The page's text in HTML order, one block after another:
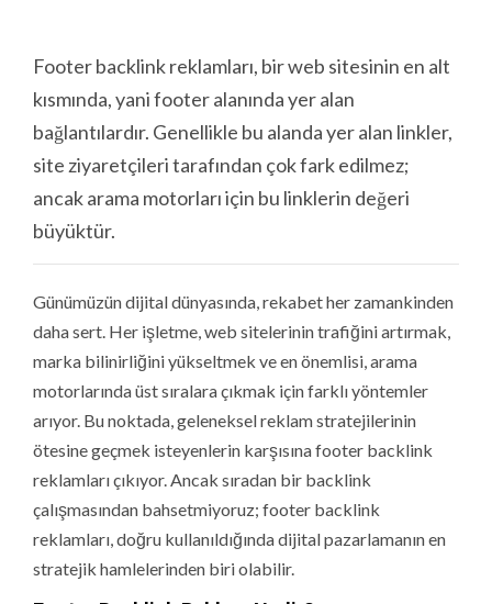
Footer backlink reklamları, bir web sitesinin en alt
kısmında, yani footer alanında yer alan
bağlantılardır. Genellikle bu alanda yer alan linkler,
site ziyaretçileri tarafından çok fark edilmez;
ancak arama motorları için bu linklerin değeri
büyüktür.
Günümüzün dijital dünyasında, rekabet her zamankinden
daha sert. Her işletme, web sitelerinin trafiğini artırmak,
marka bilinirliğini yükseltmek ve en önemlisi, arama
motorlarında üst sıralara çıkmak için farklı yöntemler
arıyor. Bu noktada, geleneksel reklam stratejilerinin
ötesine geçmek isteyenlerin karşısına footer backlink
reklamları çıkıyor. Ancak sıradan bir backlink
çalışmasından bahsetmiyoruz; footer backlink
reklamları, doğru kullanıldığında dijital pazarlamanın en
stratejik hamlelerinden biri olabilir.